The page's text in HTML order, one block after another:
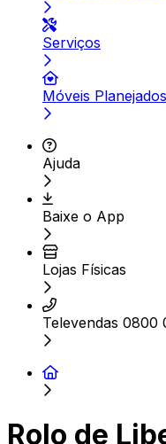
Serviços
Móveis Planejados
Ajuda
Baixe o App
Lojas Físicas
Televendas 0800
Rolo de